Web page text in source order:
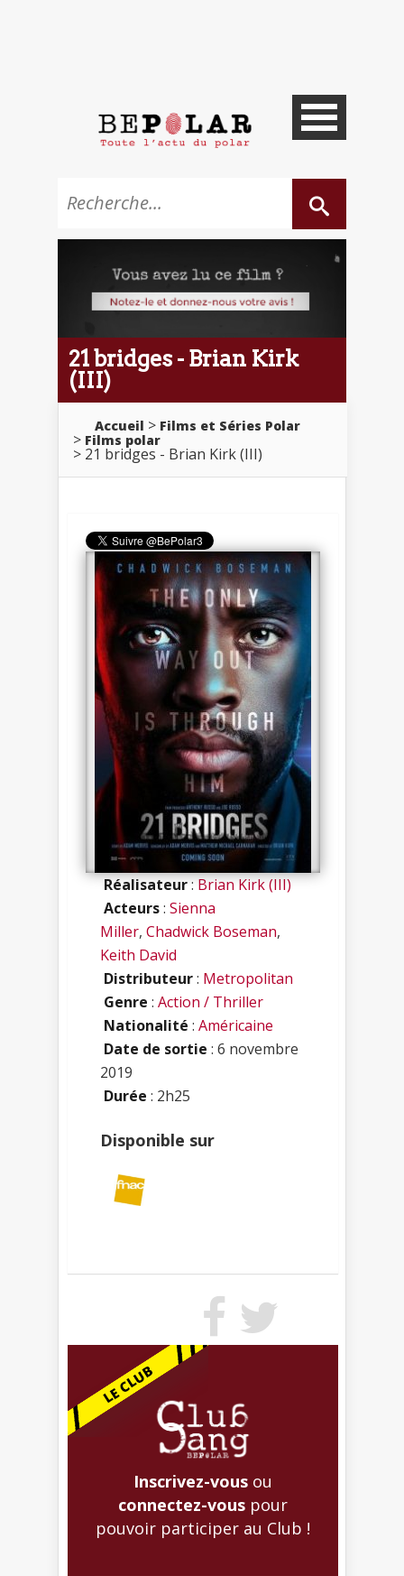
21 bridges - Brian Kirk
(III)
Accueil
Films et Séries Polar
Films polar
21 bridges - Brian Kirk (III)
Réalisateur:Brian Kirk (III)
Acteurs: Sienna
Miller, Chadwick Boseman,
Keith David
Distributeur: Metropolitan
Genre : Action / Thriller
Nationalité : Américaine
Date de sortie : 6 novembre
2019
Durée : 2h25
Disponible sur
Inscrivez-vous ou
connectez-vous pour
pouvoir participer au Club !